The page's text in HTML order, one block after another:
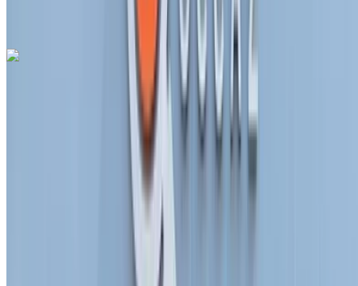
مطار الرباط-سلا
مطار الرباط-سلا الدولي, الرباط
مكالمة
212663841439
فيات Tipo 1.3 City Life 2024
للبيع في الرباط: أسود كروس أوفر, ديزل سيارة, أخرى المواصفات,
58579 كيلومتر